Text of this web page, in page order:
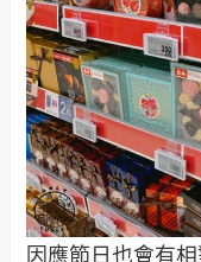
因應節日也會有